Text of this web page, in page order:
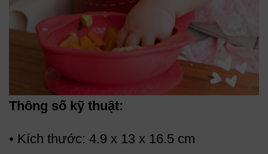
Thông số kỹ thuật:
• Kích thước: 4.9 x 13 x 16.5 cm